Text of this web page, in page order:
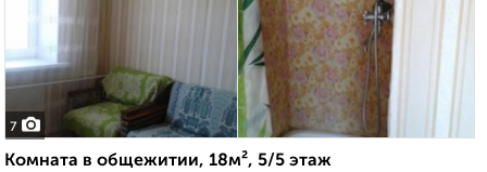
7
Комната в общежитии, 18м², 5/5 этаж